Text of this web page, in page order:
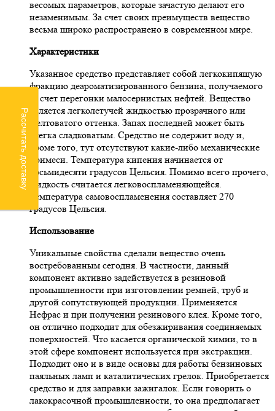
весомых параметров, которые зачастую делают его
незаменимым. За счет своих преимуществ вещество
весьма широко распространено в современном мире.
Характеристики
Указанное средство представляет собой легкокипящую
фракцию деароматизированного бензина, получаемого
за счет перегонки малосернистых нефтей. Вещество
является легколетучей жидкостью прозрачного или
желтоватого оттенка. Запах последней может быть
слегка сладковатым. Средство не содержит воду и,
кроме того, тут отсутствуют какие-либо механические
примеси. Температура кипения начинается от
восьмидесяти градусов Цельсия. Помимо всего прочего,
жидкость считается легковоспламеняющейся.
Температура самовоспламенения составляет 270
градусов Цельсия.
Использование
Уникальные свойства сделали вещество очень
востребованным сегодня. В частности, данный
компонент активно задействуется в резиновой
промышленности при изготовлении ремней, труб и
другой сопутствующей продукции. Применяется
Нефрас и при получении резинового клея. Кроме того,
он отлично подходит для обезжиривания соединяемых
поверхностей. Что касается органической химии, то в
этой сфере компонент используется при экстракции.
Подходит оно и в виде основы для работы бензиновых
паяльных ламп и каталитических грелок. Приобретается
средство и для заправки зажигалок. Если говорить о
лакокрасочной промышленности, то она предполагает
Рассчитать доставку